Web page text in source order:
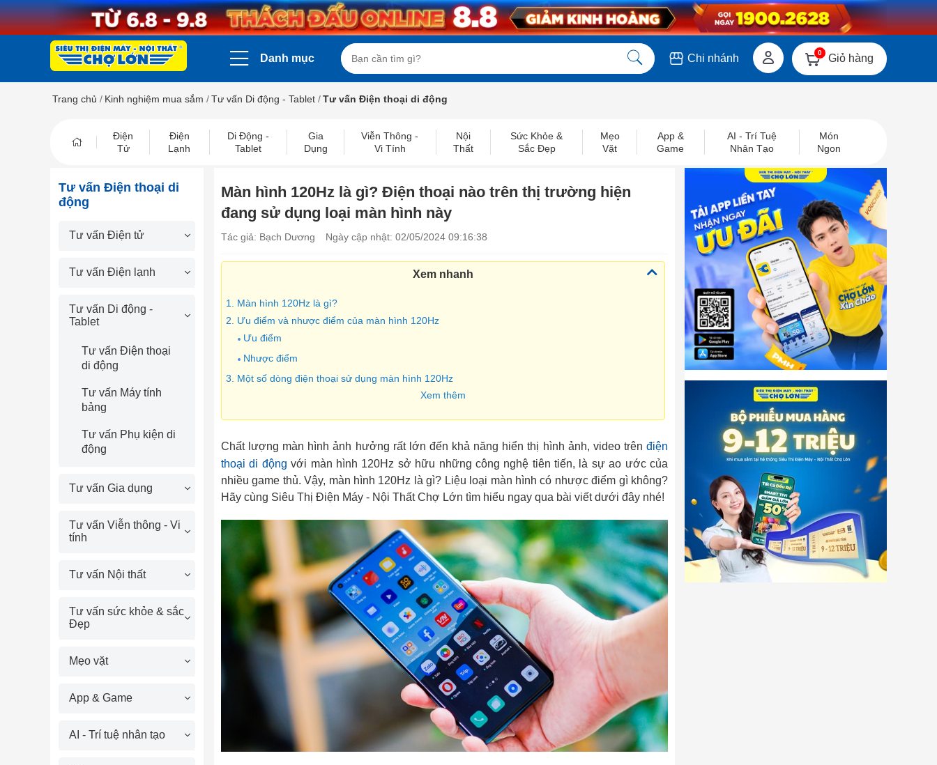
Danh mục Chi nhánh 0 Giỏ hàng
Trang chủ / Kinh nghiệm mua sắm /Tư vấn Di động - Tablet /Tư vấn Điện thoại di động
Điện
Tử
Điện
Lạnh
Di Động -
Tablet
Gia
Dụng
Viễn Thông -
Vi Tính
Nội
Thất
Sức Khỏe &
Sắc Đẹp
Mẹo
Vặt
App &
Game
AI - Trí Tuệ
Nhân Tạo
Món
Ngon
Tư vấn Điện thoại di
động
Tư vấn Điện tử
Tư vấn Điện lạnh
Tư vấn Di động -
Tablet
Tư vấn Điện thoại
di động
Tư vấn Máy tính
bảng
Tư vấn Phụ kiện di
động
Tư vấn Gia dụng
Tư vấn Viễn thông - Vi
tính
Tư vấn Nội thất
Tư vấn sức khỏe & sắc
Đẹp
Mẹo vặt
App & Game
AI - Trí tuệ nhân tạo
Màn hình 120Hz là gì? Điện thoại nào trên thị trường hiện
đang sử dụng loại màn hình này
Tác giả: Bạch Dương Ngày cập nhật: 02/05/2024 09:16:38
Xem nhanh
1. Màn hình 120Hz là gì?
2. Ưu điểm và nhược điểm của màn hình 120Hz
Ưu điểm
Nhược điểm
3. Một số dòng điện thoại sử dụng màn hình 120Hz
Xem thêm
Chất lượng màn hình ảnh hưởng rất lớn đến khả năng hiển thị hình ảnh, video trên điện
thoại di động với màn hình 120Hz sở hữu những công nghệ tiên tiến, là sự ao ước của
nhiều game thủ. Vậy, màn hình 120Hz là gì? Liệu loại màn hình có nhược điểm gì không?
Hãy cùng Siêu Thị Điện Máy - Nội Thất Chợ Lớn tìm hiểu ngay qua bài viết dưới đây nhé!